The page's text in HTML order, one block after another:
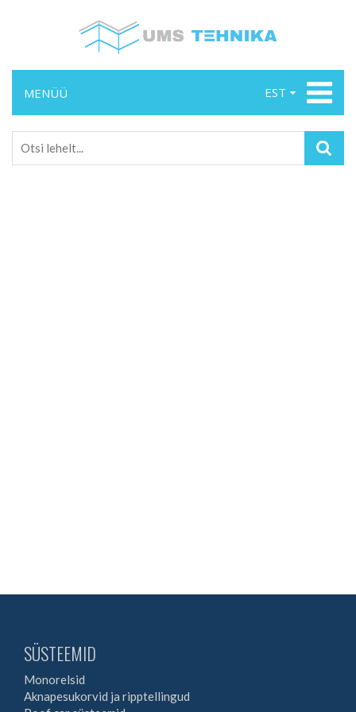
EST
MENÜÜ
SÜSTEEMID
Monorelsid
Aknapesukorvid ja ripptellingud